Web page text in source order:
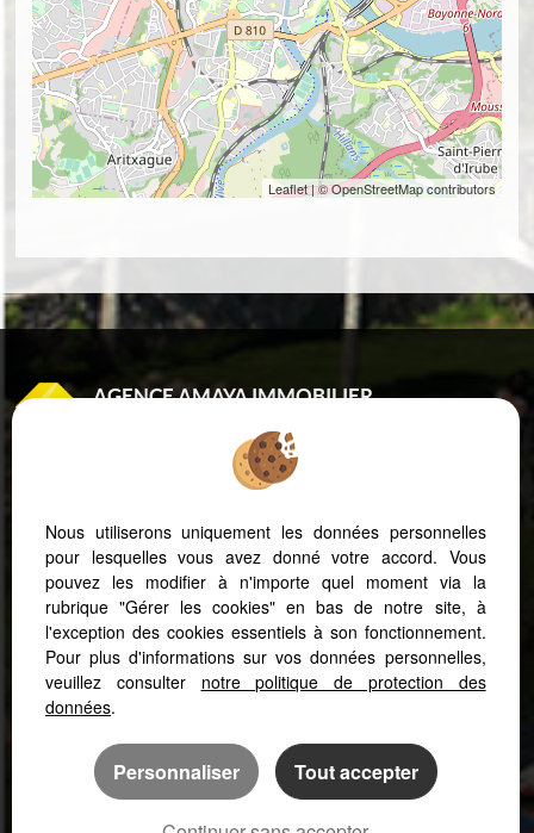
Leaflet| © OpenStreetMap contributors
AGENCE AMAYA IMMOBILIER
Tél : 05 59 25 43 73 Port. : 06 20 14 53 92
Mentions Légales Politique de protection des données
Notre barème d'honoraires
Accès Propriétaire
votre tablette ou votre smartphone, notre site s’adapte
automatiquement aux différents types d'écrans
Nous utiliserons uniquement les données personnelles
pour lesquelles vous avez donné votre accord. Vous
pouvez les modifier à n'importe quel moment via la
rubrique "Gérer les cookies" en bas de notre site, à
l'exception des cookies essentiels à son fonctionnement.
Pour plus d'informations sur vos données personnelles,
veuillez consulter notre politique de protection des
données.
Personnaliser Tout accepter